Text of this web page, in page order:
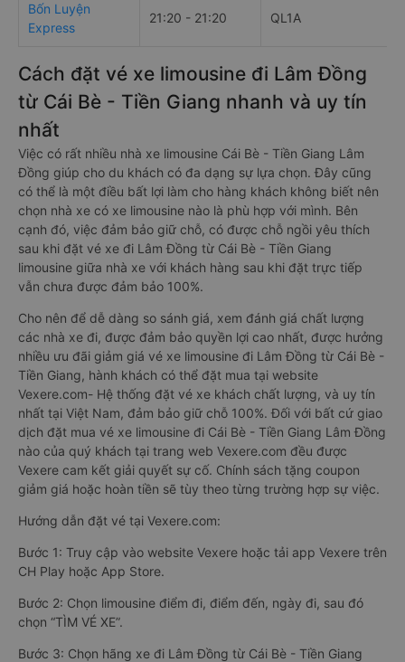
Bốn Luyện
Express
21:20 - 21:20 QL1A
Cách đặt vé xe limousine đi Lâm Đồng
từ Cái Bè - Tiền Giang nhanh và uy tín
nhất
Việc có rất nhiều nhà xe limousine Cái Bè - Tiền Giang Lâm
Đồng giúp cho du khách có đa dạng sự lựa chọn. Đây cũng
có thể là một điều bất lợi làm cho hàng khách không biết nên
chọn nhà xe có xe limousine nào là phù hợp với mình. Bên
cạnh đó, việc đảm bảo giữ chỗ, có được chỗ ngồi yêu thích
sau khi đặt vé xe đi Lâm Đồng từ Cái Bè - Tiền Giang
limousine giữa nhà xe với khách hàng sau khi đặt trực tiếp
vẫn chưa được đảm bảo 100%.
Cho nên để dễ dàng so sánh giá, xem đánh giá chất lượng
các nhà xe đi, được đảm bảo quyền lợi cao nhất, được hưởng
nhiều ưu đãi giảm giá vé xe limousine đi Lâm Đồng từ Cái Bè -
Tiền Giang, hành khách có thể đặt mua tại website
Vexere.com- Hệ thống đặt vé xe khách chất lượng, và uy tín
nhất tại Việt Nam, đảm bảo giữ chỗ 100%. Đối với bất cứ giao
dịch đặt mua vé xe limousine đi Cái Bè - Tiền Giang Lâm Đồng
nào của quý khách tại trang web Vexere.com đều được
Vexere cam kết giải quyết sự cố. Chính sách tặng coupon
giảm giá hoặc hoàn tiền sẽ tùy theo từng trường hợp sự việc.
Hướng dẫn đặt vé tại Vexere.com:
Bước 1: Truy cập vào website Vexere hoặc tải app Vexere trên
CH Play hoặc App Store.
Bước 2: Chọn limousine điểm đi, điểm đến, ngày đi, sau đó
chọn “TÌM VÉ XE”.
Bước 3: Chọn hãng xe đi Lâm Đồng từ Cái Bè - Tiền Giang